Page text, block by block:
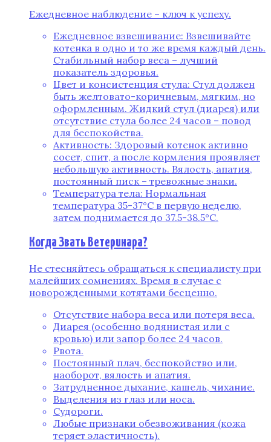
Ежедневное наблюдение – ключ к успеху.
Ежедневное взвешивание: Взвешивайте
котенка в одно и то же время каждый день.
Стабильный набор веса – лучший
показатель здоровья.
Цвет и консистенция стула: Стул должен
быть желтовато-коричневым, мягким, но
оформленным. Жидкий стул (диарея) или
отсутствие стула более 24 часов – повод
для беспокойства.
Активность: Здоровый котенок активно
сосет, спит, а после кормления проявляет
небольшую активность. Вялость, апатия,
постоянный писк – тревожные знаки.
Температура тела: Нормальная
температура 35-37°C в первую неделю,
затем поднимается до 37.5-38.5°C.
Когда Звать Ветеринара?
Не стесняйтесь обращаться к специалисту при
малейших сомнениях. Время в случае с
новорожденными котятами бесценно.
Отсутствие набора веса или потеря веса.
Диарея (особенно водянистая или с
кровью) или запор более 24 часов.
Рвота.
Постоянный плач, беспокойство или,
наоборот, вялость и апатия.
Затрудненное дыхание, кашель, чихание.
Выделения из глаз или носа.
Судороги.
Любые признаки обезвоживания (кожа
теряет эластичность).